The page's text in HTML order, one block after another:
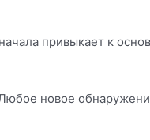
привыкает к
новое